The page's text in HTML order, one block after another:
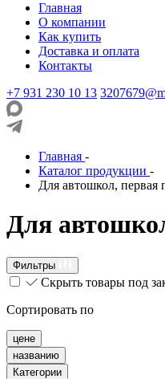
Главная
О компании
Как купить
Доставка и оплата
Контакты
+7 931 230 10 13
Главная -
Каталог продукции -
Для автошкол,
Для
Фильтры
Скрыть товары под
Сортировать по
цене
названию
Категории